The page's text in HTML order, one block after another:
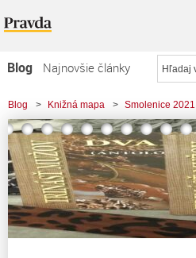
Blog
Najnovšie články
Najčítanejšie články
Najkomentovanejšie články
Zoznam blogov
Komerčné blogy
Blog > Knižná mapa > Smolenice 2021